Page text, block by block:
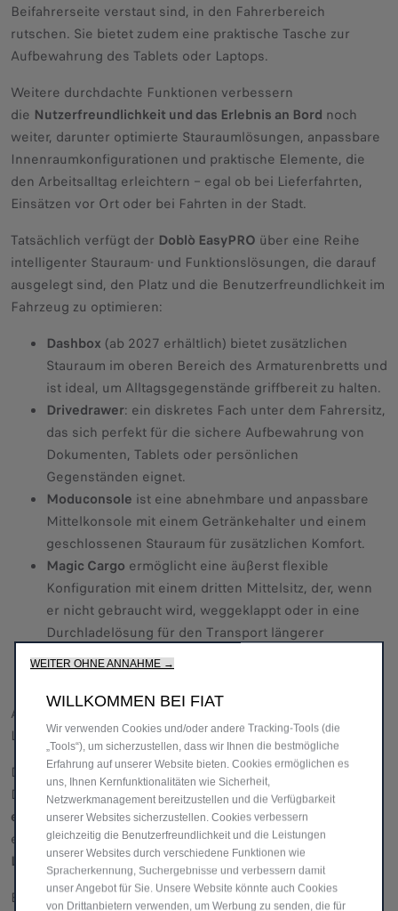
Beifahrerseite verstaut sind, in den Fahrerbereich
rutschen. Sie bietet zudem eine praktische Tasche zur
Aufbewahrung des Tablets oder Laptops.
Weitere durchdachte Funktionen verbessern
die Nutzerfreundlichkeit und das Erlebnis an Bord noch
weiter, darunter optimierte Stauraumlösungen, anpassbare
Innenraumkonfigurationen und praktische Elemente, die
den Arbeitsalltag erleichtern – egal ob bei Lieferfahrten,
Einsätzen vor Ort oder bei Fahrten in der Stadt.
Tatsächlich verfügt der Doblò EasyPRO über eine Reihe
intelligenter Stauraum- und Funktionslösungen, die darauf
ausgelegt sind, den Platz und die Benutzerfreundlichkeit im
Fahrzeug zu optimieren:
Dashbox (ab 2027 erhältlich) bietet zusätzlichen
Stauraum im oberen Bereich des Armaturenbretts und
ist ideal, um Alltagsgegenstände griffbereit zu halten.
Drivedrawer: ein diskretes Fach unter dem Fahrersitz,
das sich perfekt für die sichere Aufbewahrung von
Dokumenten, Tablets oder persönlichen
Gegenständen eignet.
Moduconsole ist eine abnehmbare und anpassbare
Mittelkonsole mit einem Getränkehalter und einem
geschlossenen Stauraum für zusätzlichen Komfort.
Magic Cargo ermöglicht eine äußerst flexible
Konfiguration mit einem dritten Mittelsitz, der, wenn
er nicht gebraucht wird, weggeklappt oder in eine
Durchladelösung für den Transport längerer
Gegenstände umgewandelt werden kann.
Außerdem steht
Laptops, Tablets oder anderen Geräten zur Verfügung.
Der
Doblò EasyPRObewahrt die bewährten Stärken der
Doblò-Baureihe,ohne Kompromisse bei Leistung
einzugehen. Er ist in zwei Längen erhältlich, mit
einerNutzlast von 650 kg bis zu 1 Tonne und einem
Ladevolumen von bis zu 4,4 Kubikmetern.
Ein umfangreiches Angebot an Antriebsvarianten sorgt für
WEITER OHNE ANNAHME →
WILLKOMMEN BEI FIAT
Wir verwenden Cookies und/oder andere Tracking-Tools (die
„Tools“), um sicherzustellen, dass wir Ihnen die bestmögliche
Erfahrung auf unserer Website bieten. Cookies ermöglichen es
uns, Ihnen Kernfunktionalitäten wie Sicherheit,
Netzwerkmanagement bereitzustellen und die Verfügbarkeit
unserer Websites sicherzustellen. Cookies verbessern
gleichzeitig die Benutzerfreundlichkeit und die Leistungen
unserer Websites durch verschiedene Funktionen wie
Spracherkennung, Suchergebnisse und verbessern damit
unser Angebot für Sie. Unsere Website könnte auch Cookies
von Drittanbietern verwenden, um Werbung zu senden, die für